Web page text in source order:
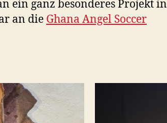
ein ganz besonderes Projekt in
an die Ghana Angel Soccer